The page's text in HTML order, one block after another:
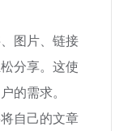
图片、链接
分享。这使
的需求。
自己的文章